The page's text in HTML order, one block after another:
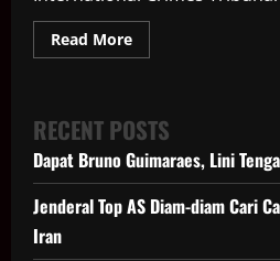
Read MoreRead
more
Sheikh
Hasina
Divonis
RECENT POSTS
Dapat Bruno Guimaraes, Lini
Jenderal Top AS Diam-diam Cari
Iran